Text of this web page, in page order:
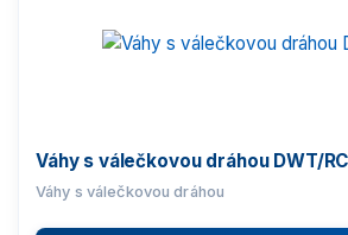
Váhy s certifikací ATEX
Váhy s válečkovou dráhou DWT/
Váhy s válečkovou dráhou